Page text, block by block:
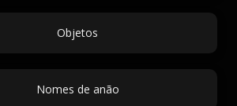
Objetos
Nomes de anão